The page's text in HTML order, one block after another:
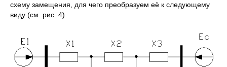
схему замещения, для чего преобразуем её к следующему
виду (см. рис. 4)